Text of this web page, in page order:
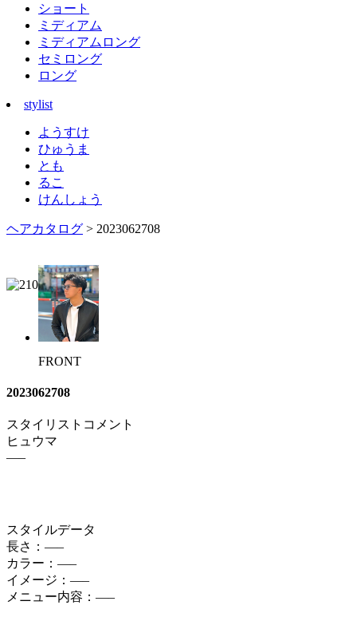
ショート
ミディアム
ミディアムロング
セミロング
ロング
stylist
ようすけ
ひゅうま
とも
るこ
けんしょう
ヘアカタログ > 2023062708
FRONT
2023062708
スタイリストコメント
ヒュウマ
—–
スタイルデータ
長さ：—–
カラー：—–
イメージ：—–
メニュー内容：—–